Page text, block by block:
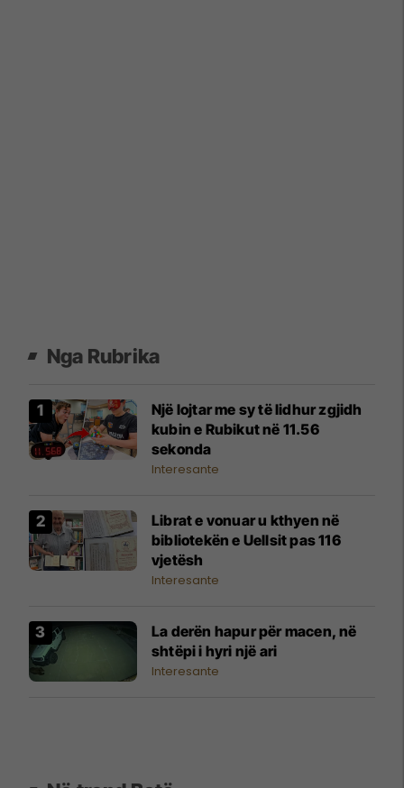
Nga Rubrika
Një lojtar me sy të lidhur zgjidh
kubin e Rubikut në 11.56
sekonda
Interesante
Librat e vonuar u kthyen në
bibliotekën e Uellsit pas 116
vjetësh
Interesante
La derën hapur për macen, në
shtëpi i hyri një ari
Interesante